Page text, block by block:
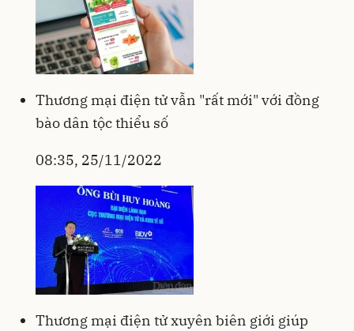
Thương mại điện tử vẫn "rất mới" với đồng
bào dân tộc thiểu số
08:35, 25/11/2022
Thương mại điện tử xuyên biên giới giúp